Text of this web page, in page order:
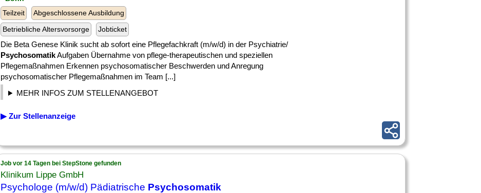
Teilzeit
Abgeschlossene Ausbildung
Betriebliche Altersvorsorge
Jobticket
Die Beta Genese Klinik sucht ab sofort eine Pflegefachkraft (m/w/d) in der Psychiatrie/
PsychosomatikAufgaben Übernahme von pflege-therapeutischen und speziellen
Pflegemaßnahmen Erkennen psychosomatischer Beschwerden und Anregung
psychosomatischer Pflegemaßnahmen im Team [...]
MEHR INFOS ZUM STELLENANGEBOT
▶ Zur Stellenanzeige
Job vor 14 Tagen bei StepStone gefunden
Klinikum Lippe GmbH
Psychologe (m/w/d) Pädiatrische Psychosomatik